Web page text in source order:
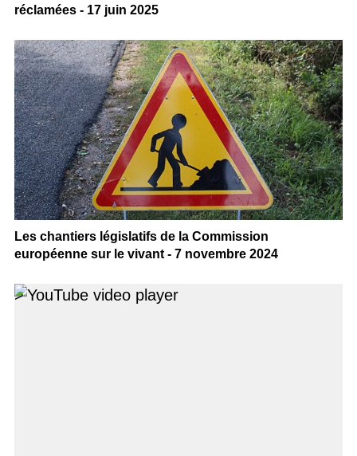
réclamées - 17 juin 2025
Les chantiers législatifs de la Commission
européenne sur le vivant - 7 novembre 2024
>